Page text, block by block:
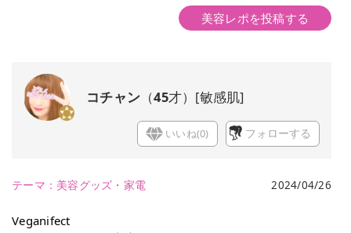
美容レポを投稿する
コチャン （45才） [敏感肌]
いいね(0) フォローする
テーマ： 美容グッズ・家電 2024/04/26
Veganifect